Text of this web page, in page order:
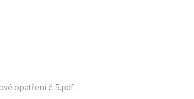
opatření č. 5.pdf